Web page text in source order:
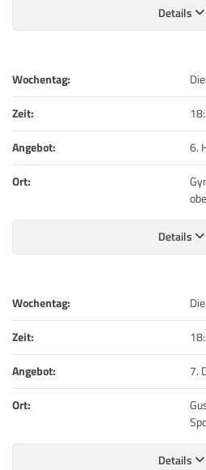
Details
Wochentag:
Zeit:
Angebot:
6.
Ort:
Details
Wochentag:
Zeit:
Angebot:
7.
Ort:
Details